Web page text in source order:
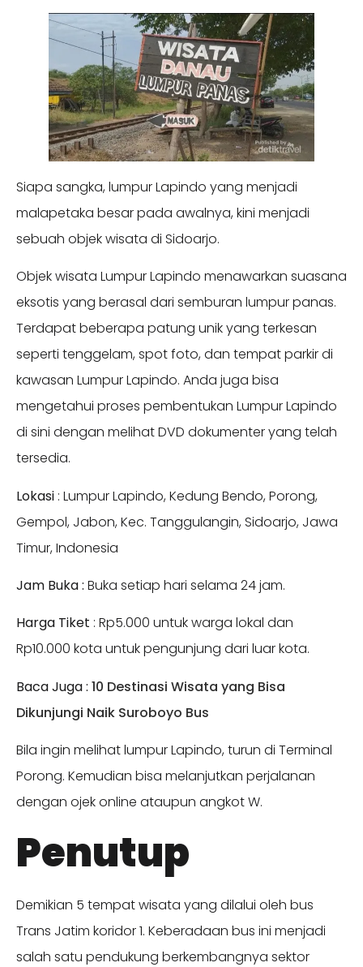
Siapa sangka, lumpur Lapindo yang menjadi
malapetaka besar pada awalnya, kini menjadi
sebuah objek wisata di Sidoarjo.
Objek wisata Lumpur Lapindo menawarkan suasana
eksotis yang berasal dari semburan lumpur panas.
Terdapat beberapa patung unik yang terkesan
seperti tenggelam, spot foto, dan tempat parkir di
kawasan Lumpur Lapindo. Anda juga bisa
mengetahui proses pembentukan Lumpur Lapindo
di sini dengan melihat DVD dokumenter yang telah
tersedia.
Lokasi : Lumpur Lapindo, Kedung Bendo, Porong,
Gempol, Jabon, Kec. Tanggulangin, Sidoarjo, Jawa
Timur, Indonesia
Jam Buka : Buka setiap hari selama 24 jam.
Harga Tiket : Rp5.000 untuk warga lokal dan
Rp10.000 kota untuk pengunjung dari luar kota.
Baca Juga : 10 Destinasi Wisata yang Bisa
Dikunjungi Naik Suroboyo Bus
Bila ingin melihat lumpur Lapindo, turun di Terminal
Porong. Kemudian bisa melanjutkan perjalanan
dengan ojek online ataupun angkot W.
Penutup
Demikian 5 tempat wisata yang dilalui oleh bus
Trans Jatim koridor 1. Keberadaan bus ini menjadi
salah satu pendukung berkembangnya sektor